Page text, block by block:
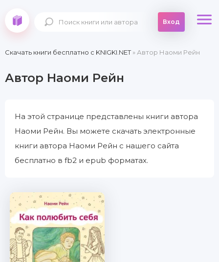
Вход
Скачать книги бесплатно c KNIGKI.NET» Автор Наоми Рейн
Автор Наоми Рейн
На этой странице представлены книги автора
Наоми Рейн. Вы можете скачать электронные
книги автора Наоми Рейн с нашего сайта
бесплатно в fb2 и epub форматах.